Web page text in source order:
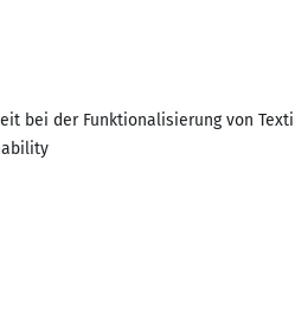
bei der Funktionalisierung von